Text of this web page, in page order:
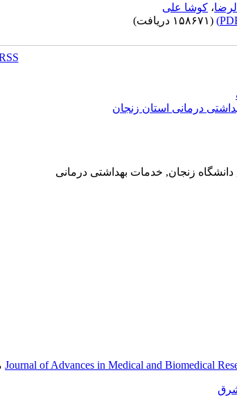
، کوشا علی
(۱۵۸۶۷۱ دریافت)
درمانی‌ استان‌ زنجان
زنجان, خدمات‌ بهداشتی‌ درمانی‌
Journal of Advances in Medical and Biomedical
شرق